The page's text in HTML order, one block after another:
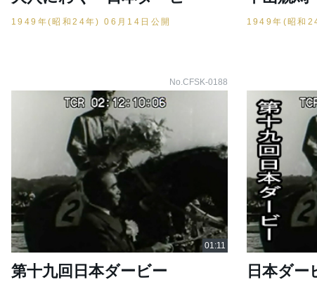
1949年(昭和24年) 06月14日公開 1949年(昭和
No.CFSK-0188
第十九回日本ダービー 日本ダー